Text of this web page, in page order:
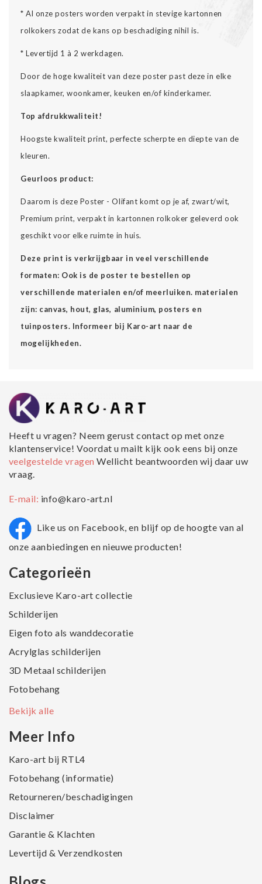
* Al onze posters worden verpakt in stevige kartonnen
rolkokers zodat de kans op beschadiging nihil is.
* Levertijd 1 à 2 werkdagen.
Door de hoge kwaliteit van deze poster past deze in elke
slaapkamer, woonkamer, keuken en/of kinderkamer.
Top afdrukkwaliteit!
Hoogste kwaliteit print, perfecte scherpte en diepte van de
kleuren.
Geurloos product:
Daarom is deze Poster - Olifant komt op je af, zwart/wit,
Premium print, verpakt in kartonnen rolkoker geleverd ook
geschikt voor elke ruimte in huis.
Deze print is verkrijgbaar in veel verschillende
formaten: Ook is de poster te bestellen op
verschillende materialen en/of meerluiken. materialen
zijn: canvas, hout, glas, aluminium, posters en
tuinposters. Informeer bij Karo-art naar de
mogelijkheden.
Heeft u vragen? Neem gerust contact op met onze
klantenservice! Voordat u mailt kijk ook eens bij onze
veelgestelde vragenWellicht beantwoorden wij daar uw
vraag.
E-mail: info@karo-art.nl
Like us on Facebook, en blijf op de hoogte van al
onze aanbiedingen en nieuwe producten!
Categorieën
Exclusieve Karo-art collectie
Schilderijen
Eigen foto als wanddecoratie
Acrylglas schilderijen
3D Metaal schilderijen
Fotobehang
Bekijk alle
Meer Info
Karo-art bij RTL4
Fotobehang (informatie)
Retourneren/beschadigingen
Disclaimer
Garantie & Klachten
Levertijd & Verzendkosten